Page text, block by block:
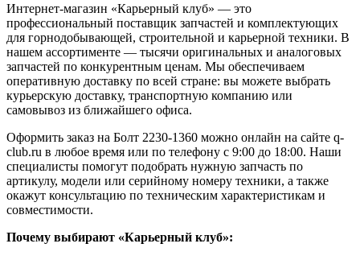
Интернет-магазин «Карьерный клуб» — это
профессиональный поставщик запчастей и комплектующих
для горнодобывающей, строительной и карьерной техники. В
нашем ассортименте — тысячи оригинальных и аналоговых
запчастей по конкурентным ценам. Мы обеспечиваем
оперативную доставку по всей стране: вы можете выбрать
курьерскую доставку, транспортную компанию или
самовывоз из ближайшего офиса.
Оформить заказ на Болт 2230-1360 можно онлайн на сайте q-
club.ru в любое время или по телефону с 9:00 до 18:00. Наши
специалисты помогут подобрать нужную запчасть по
артикулу, модели или серийному номеру техники, а также
окажут консультацию по техническим характеристикам и
совместимости.
Почему выбирают «Карьерный клуб»: